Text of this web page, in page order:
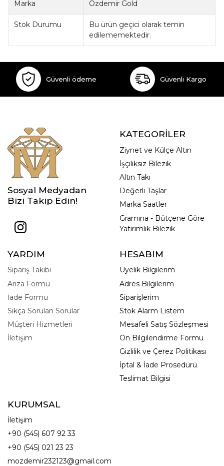
Marka Özdemir Gold
Stok Durumu
Bu ürün geçici olarak temin
edilememektedir.
Güvenli ödeme Güvenli Kargo
Sosyal Medyadan
Bizi Takip Edin!
KATEGORİLER
Ziynet ve Külçe Altın
İşçiliksiz Bilezik
Altın Takı
Değerli Taşlar
Marka Saatler
Gramına - Bütçene Göre
Yatırımlık Bilezik
YARDIM
Sipariş Takibi
Arıza Formu
İade Formu
Sıkça Sorulan Sorular
Müşteri Hizmetleri
İletişim
HESABIM
Üyelik Bilgilerim
Adres Bilgilerim
Siparişlerim
Stok Alarm Listem
Mesafeli Satış Sözleşmesi
Ön Bilgilendirme Formu
Gizlilik ve Çerez Politikası
İptal & İade Prosedürü
Teslimat Bilgisi
KURUMSAL
İletişim
+90 (545) 607 92 33
+90 (545) 021 23 23
mozdemir232123@gmail.com